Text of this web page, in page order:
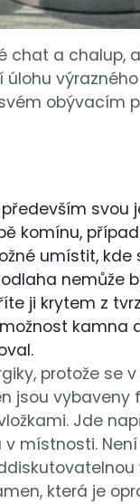
chat a chalup,
obývacím
svou
komínu,
umístit,
nemůže
ji krytem z
kamna
protože se
jsou vybaveny
Jde
v místnosti.
která je